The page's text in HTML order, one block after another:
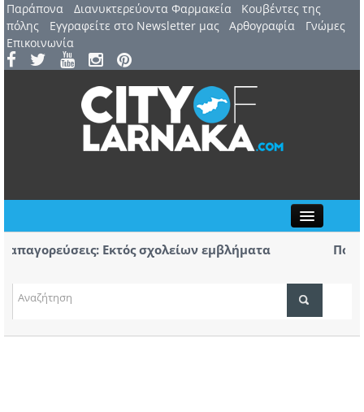
Παράπονα Διανυκτερεύοντα Φαρμακεία
Kουβέντες της
πόλης
Εγγραφείτε στο Newsletter μας Αρθογραφία
Γνώμες
Επικοινωνία
ΤΟΠΙΚΑ ΝΕΑ
Εκτός σχολείων εμβλήματα
44ο Φεστιβάλ Λευκάρων – Έναρξη /